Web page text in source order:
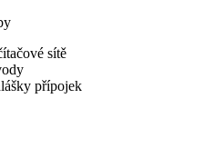
sítě
přípojek